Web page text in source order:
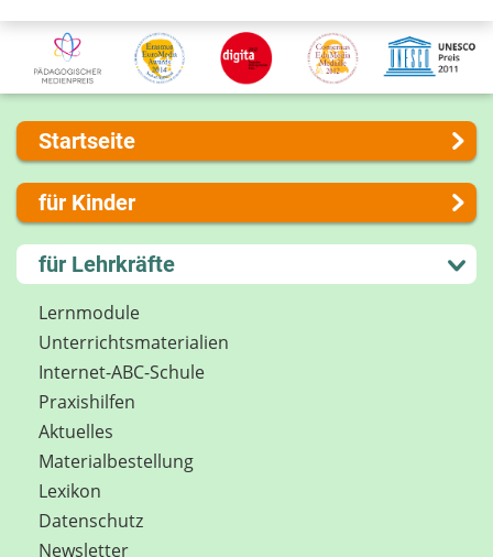
Startseite
Über uns
Presse
Kontakt
Impressum
Internet-ABC Sitemap
Barrierefreiheit
Länderprojekte
für Kinder
Lernen und Schule
Hobby und Freizeit
Spiel und Spaß
Mitreden und Mitmachen
Lexikon
Datenschutz
Newsletter
für Lehrkräfte
Lernmodule
Unterrichts­materialien
Internet-ABC-Schule
Praxishilfen
Aktuelles
Materialbestellung
Lexikon
Datenschutz
Newsletter